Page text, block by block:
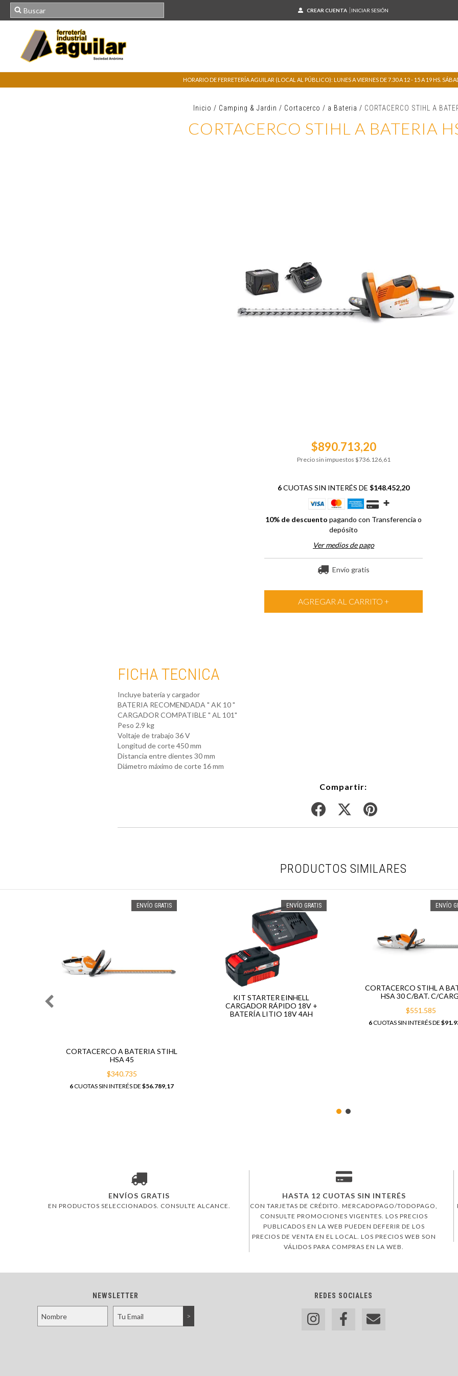
CREAR CUENTA INICIAR SESIÓN
HORARIO DE FERRETERÍA AGUILAR (LOCAL AL PÚBLICO): LUNES A VIERNES DE 7.30 A 12 - 15 A 19 HS.
Inicio / Camping & Jardin / Cortacerco / a Bateria / CORTACERCO STIHL A
CORTACERCO STIHL A BATERIA
$890.713,20
Precio sin impuestos $736.126,61
6CUOTAS SIN INTERÉS DE $148.452,20
10% de descuento pagando con Transferencia o
depósito
Ver medios de pago
Envío gratis
FICHA TECNICA
Incluye batería y cargador
BATERIA RECOMENDADA " AK 10 "
CARGADOR COMPATIBLE " AL 101"
Peso 2.9 kg
Voltaje de trabajo 36 V
Longitud de corte 450 mm
Distancia entre dientes 30 mm
Diámetro máximo de corte 16 mm
Compartir:
PRODUCTOS SIMILARES
ENVÍO GRATIS
CORTACERCO A BATERIA STIHL
HSA 45
$340.735
6CUOTAS SIN INTERÉS DE$56.789,17
ENVÍO GRATIS
KIT STARTER EINHELL
CARGADOR RÁPIDO 18V +
BATERÍA LITIO 18V 4AH
ENVÍO
CORTACERCO STIHL A
HSA 30 C/BAT. C/
$551.585
6CUOTAS SIN INTERÉS DE
ENVÍOS GRATIS
EN PRODUCTOS SELECCIONADOS. CONSULTE ALCANCE.
HASTA 12 CUOTAS SIN INTERÉS
CON TARJETAS DE CRÉDITO. MERCADOPAGO/TODOPAGO,
CONSULTE PROMOCIONES VIGENTES. LOS PRECIOS
PUBLICADOS EN LA WEB PUEDEN DEFERIR DE LOS
PRECIOS DE VENTA EN EL LOCAL. LOS PRECIOS WEB SON
VÁLIDOS PARA COMPRAS EN LA WEB.
NEWSLETTER REDES SOCIALES